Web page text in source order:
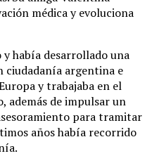
médica y evoluciona
y había desarrollado una
ciudadanía argentina e
y trabajaba en el
además de impulsar un
para tramitar
años había recorrido